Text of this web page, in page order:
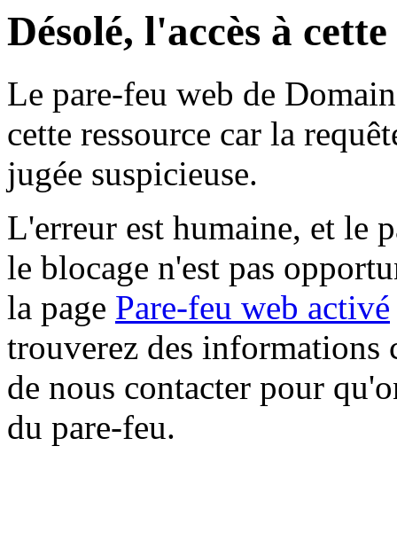
Désolé, l'accès à
Le pare-feu web de
cette ressource car la
jugée suspicieuse.
L'erreur est humaine, et le
le blocage n'est pas
la page Pare-feu web activé
trouverez des informations
de nous contacter pour
du pare-feu.